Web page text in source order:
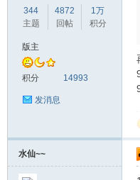
344
主题
4872
回帖
1万
积分
版主
积分 14993
发消息
水仙~~